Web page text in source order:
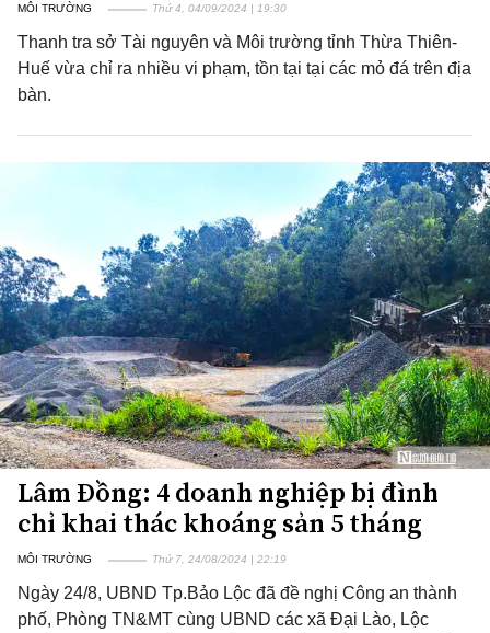
MÔI TRƯỜNG Thứ 4, 04/09/2024 | 19:30
Thanh tra sở Tài nguyên và Môi trường tỉnh Thừa Thiên-
Huế vừa chỉ ra nhiều vi phạm, tồn tại tại các mỏ đá trên địa
bàn.
Lâm Đồng: 4 doanh nghiệp bị đình
chỉ khai thác khoáng sản 5 tháng
MÔI TRƯỜNG Thứ 7, 24/08/2024 | 22:19
Ngày 24/8, UBND Tp.Bảo Lộc đã đề nghị Công an thành
phố, Phòng TN&MT cùng UBND các xã Đại Lào, Lộc